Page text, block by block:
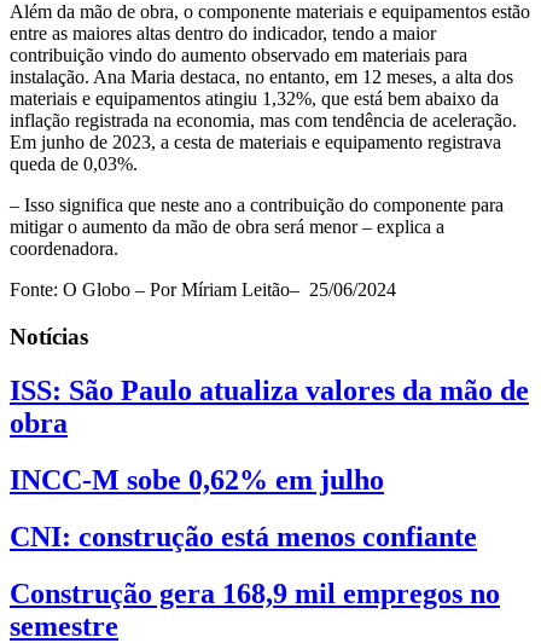
Além da mão de obra, o componente materiais e equipamentos estão
entre as maiores altas dentro do indicador, tendo a maior
contribuição vindo do aumento observado em materiais para
instalação. Ana Maria destaca, no entanto, em 12 meses, a alta dos
materiais e equipamentos atingiu 1,32%, que está bem abaixo da
inflação registrada na economia, mas com tendência de aceleração.
Em junho de 2023, a cesta de materiais e equipamento registrava
queda de 0,03%.
– Isso significa que neste ano a contribuição do componente para
mitigar o aumento da mão de obra será menor – explica a
coordenadora.
Fonte: O Globo – Por Míriam Leitão– 25/06/2024
Notícias
ISS: São Paulo atualiza valores da mão de
obra
INCC-M sobe 0,62% em julho
CNI: construção está menos confiante
Construção gera 168,9 mil empregos no
semestre